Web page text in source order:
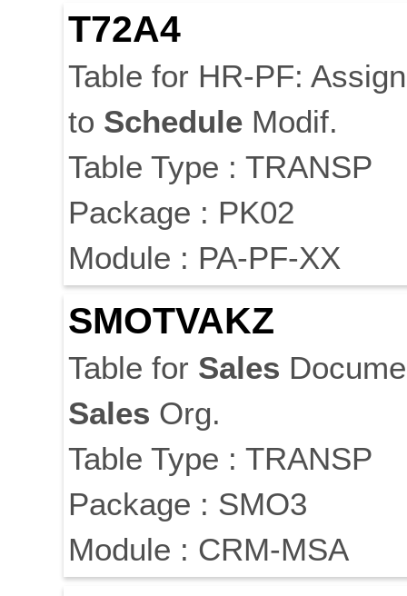
T72A4
Table for HR-PF:
to Schedule Modif.
Table Type : TRANSP
Package : PK02
Module : PA-PF-XX
SMOTVAKZ
Table for Sales
Sales Org.
Table Type : TRANSP
Package : SMO3
Module : CRM-MSA